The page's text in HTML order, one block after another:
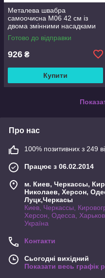
Металева швабра
самоочисна M06 42 см із
двома змінними насадками
Готово до відправки
926 ₴
Купити
Про нас
100% позитивних з 249
Працює з 06.02.2014
м. Киев, Черкассы,
Николаев, Херсон,
Луцк,Черкасы
Киев, Черкассы,
Херсон, Одесса,
Україна
Контакти
Сьогодні вихідний
Показати весь графік